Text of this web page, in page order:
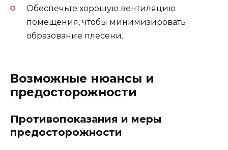
Обеспечьте хорошую вентиляцию
помещения, чтобы минимизировать
образование плесени.
Возможные нюансы и
предосторожности
Противопоказания и меры
предосторожности